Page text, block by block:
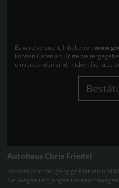
Es wird versucht, Inhalte von
können Daten an Dritte
einverstanden sind, klicken Sie bitte
Autohaus Chris Friedel
Kfz-Werkstatt für gängige Marken und
Neuwagen und jungen Gebrauchtwagen.